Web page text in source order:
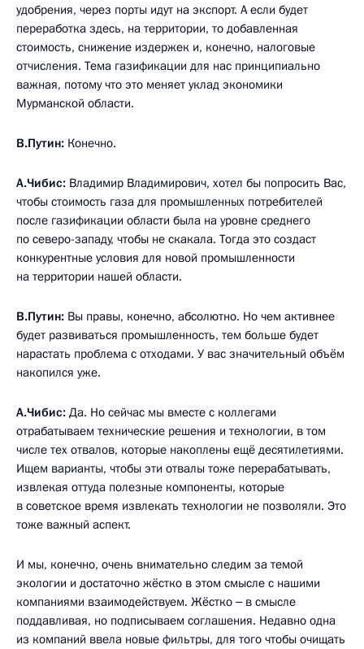
удобрения, через порты идут на экспорт. А если будет
переработка здесь, на территории, то добавленная
стоимость, снижение издержек и, конечно, налоговые
отчисления. Тема газификации для нас принципиально
важная, потому что это меняет уклад экономики
Мурманской области.
В.Путин: Конечно.
А.Чибис: Владимир Владимирович, хотел бы попросить Вас,
чтобы стоимость газа для промышленных потребителей
после газификации области была на уровне среднего
по северо-западу, чтобы не скакала. Тогда это создаст
конкурентные условия для новой промышленности
на территории нашей области.
В.Путин: Вы правы, конечно, абсолютно. Но чем активнее
будет развиваться промышленность, тем больше будет
нарастать проблема с отходами. У вас значительный объём
накопился уже.
А.Чибис: Да. Но сейчас мы вместе с коллегами
отрабатываем технические решения и технологии, в том
числе тех отвалов, которые накоплены ещё десятилетиями.
Ищем варианты, чтобы эти отвалы тоже перерабатывать,
извлекая оттуда полезные компоненты, которые
в советское время извлекать технологии не позволяли. Это
тоже важный аспект.
И мы, конечно, очень внимательно следим за темой
экологии и достаточно жёстко в этом смысле с нашими
компаниями взаимодействуем. Жёстко ‒ в смысле
поддавливая, но подписываем соглашения. Недавно одна
из компаний ввела новые фильтры, для того чтобы очищать